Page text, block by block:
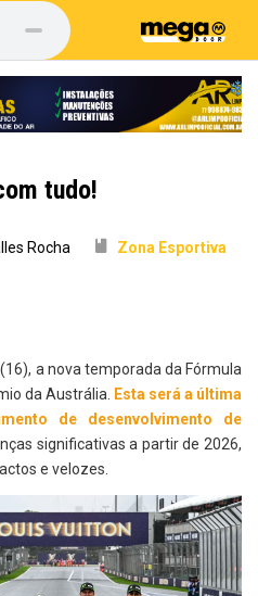
tudo!
Rocha
Zona Esportiva
a nova temporada da Fórmula
da Austrália.
Esta será a última
de desenvolvimento de
significativas a partir de 2026,
e velozes.